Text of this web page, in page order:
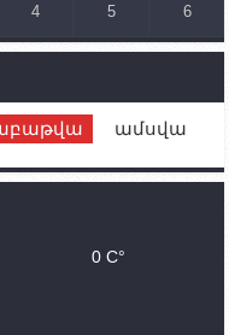
Ալեն
կայցելի Հայաստան
ԼՂ-ում՝ մինչև
աշխատանքների
4 5 6
ամսվա
0 C°